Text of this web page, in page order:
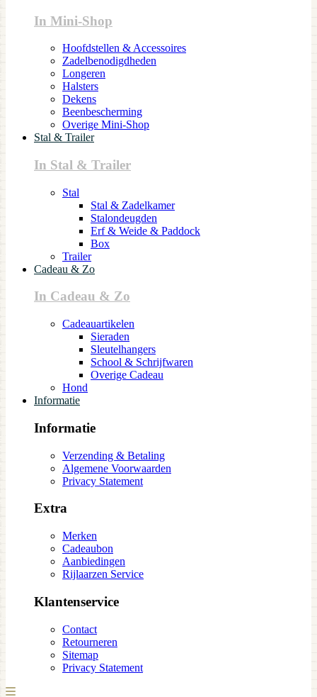
In Mini-Shop
Hoofdstellen & Accessoires
Zadelbenodigdheden
Longeren
Halsters
Dekens
Beenbescherming
Overige Mini-Shop
Stal & Trailer
In Stal & Trailer
Stal
Stal & Zadelkamer
Stalondeugden
Erf & Weide & Paddock
Box
Trailer
Cadeau & Zo
In Cadeau & Zo
Cadeauartikelen
Sieraden
Sleutelhangers
School & Schrijfwaren
Overige Cadeau
Hond
Informatie
Informatie
Verzending & Betaling
Algemene Voorwaarden
Privacy Statement
Extra
Merken
Cadeaubon
Aanbiedingen
Rijlaarzen Service
Klantenservice
Contact
Retourneren
Sitemap
Privacy Statement